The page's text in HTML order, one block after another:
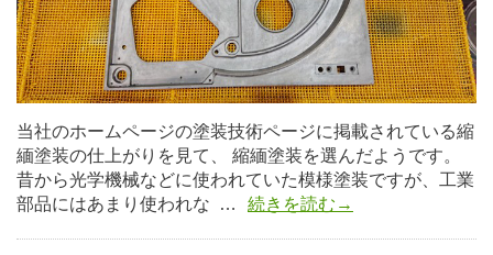
当社のホームページの塗装技術ページに掲載されている縮
緬塗装の仕上がりを見て、 縮緬塗装を選んだようです。
昔から光学機械などに使われていた模様塗装ですが、工業
部品にはあまり使われな …
続きを読む→